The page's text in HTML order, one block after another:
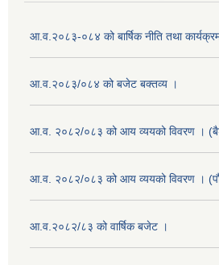
आ.व.२०८३-०८४ को बार्षिक नीति तथा
आ.व.२०८३/०८४ को बजेट बक्तव्य ।
आ.व. २०८२/०८३ को आय व्ययको विवरण ।
आ.व. २०८२/०८३ को आय व्ययको विवरण ।
आ.व.२०८२/८३ को वार्षिक बजेट ।